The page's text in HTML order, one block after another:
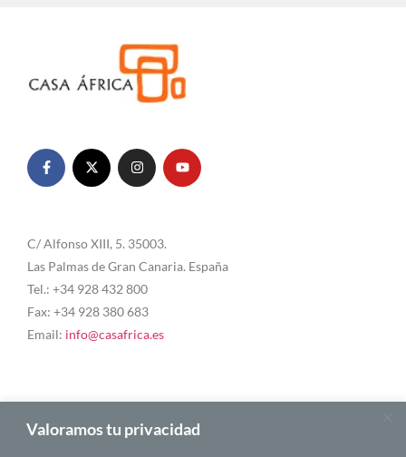
Valoramos tu privacidad
C/ Alfonso XIII, 5. 35003.
Las Palmas de Gran Canaria. España
Tel.: +34 928 432 800
Fax: +34 928 380 683
Email: info@casafrica.es
Blog